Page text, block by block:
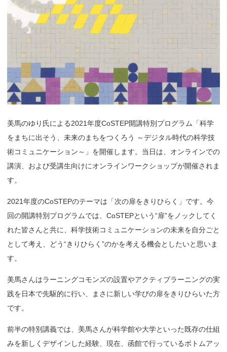
美馬のゆり氏による2021年度CoSTEP開講特別プログラム「科学
をまちに出そう、未来のまちをつくろう ～デジタル時代の科学技
術コミュニケーション～」を開催します。当日は、オンラインでの
講演、および受講生向けにオンラインワークショップが開催されま
す。
2021年度のCoSTEPのテーマは「次の扉をきりひらく」です。今
回の開講特別プログラムでは、CoSTEPという“扉”をノックしてく
れた皆さんと共に、科学技術コミュニケーションの未来を自分ごと
として考え、どう“きりひらく”のかを考える機会としたいと思いま
す。
美馬さんはラーニングコモンズの設置やアクティブラーニングの実
践を日本で先駆的に行い、まさに新しい学びの扉をきりひらいた方
です。
前半の特別講義では、美馬さんが科学館や大学といった既存の仕組
みを新しくデザインした経験、現在、函館で行っているボトムアッ